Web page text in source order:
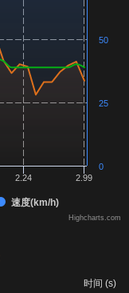
速度(km/h)
2.24 2.99
0
25
50
Highcharts.com
时间 (s)